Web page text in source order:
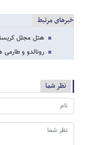
خبرهای مرتبط
هتل مجلل
رونالدو و
نظر شما